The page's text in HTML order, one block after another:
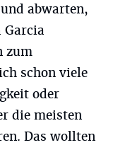
abwarten,
Garcia
zum
schon viele
oder
die meisten
Das wollten